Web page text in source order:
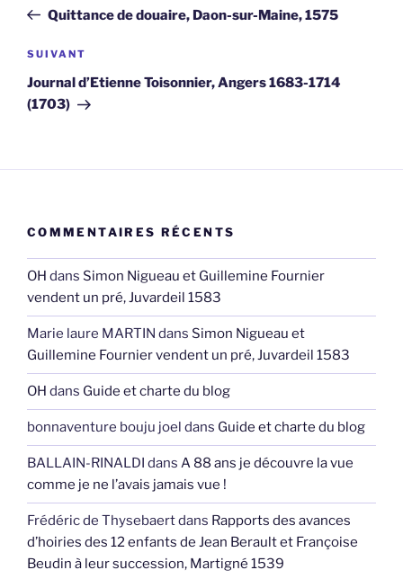
l’article
précédent
Quittance de douaire, Daon-sur-Maine, 1575
Article
suivant
SUIVANT
Journal d’Etienne Toisonnier, Angers 1683-1714
(1703)
COMMENTAIRES RÉCENTS
OH dans Simon Nigueau et Guillemine Fournier
vendent un pré, Juvardeil 1583
Marie laure MARTIN dans Simon Nigueau et
Guillemine Fournier vendent un pré, Juvardeil 1583
OH dans Guide et charte du blog
bonnaventure bouju joel dans Guide et charte du blog
BALLAIN-RINALDI dans A 88 ans je découvre la vue
comme je ne l’avais jamais vue !
Frédéric de Thysebaertdans Rapports des avances
d’hoiries des 12 enfants de Jean Berault et Françoise
Beudin à leur succession, Martigné 1539